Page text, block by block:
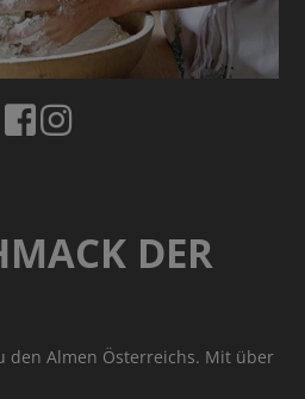
DER
den Almen Österreichs. Mit über